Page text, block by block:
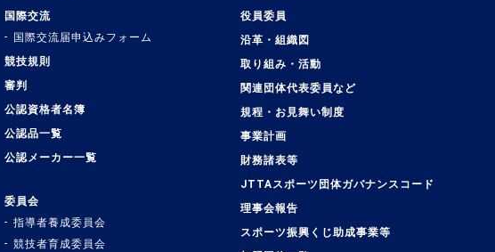
国際交流
国際交流届申込みフォーム
競技規則
審判
公認資格者名簿
公認品一覧
公認メーカー一覧
委員会
指導者養成委員会
競技者育成委員会
役員委員
沿革・組織図
取り組み・活動
関連団体代表委員など
規程・お見舞い制度
事業計画
財務諸表等
JTTAスポーツ団体ガバナンスコード
理事会報告
スポーツ振興くじ助成事業等